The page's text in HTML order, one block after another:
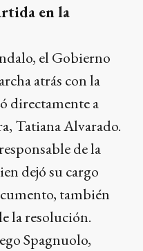
en la
el Gobierno
atrás con la
directamente a
Tatiana Alvarado.
de la
dejó su cargo
también
la resolución.
Spagnuolo,